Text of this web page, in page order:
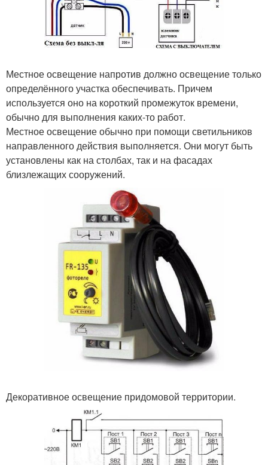
Местное освещение напротив должно освещение только
определённого участка обеспечивать. Причем
используется оно на короткий промежуток времени,
обычно для выполнения каких-то работ.
Местное освещение обычно при помощи светильников
направленного действия выполняется. Они могут быть
установлены как на столбах, так и на фасадах
близлежащих сооружений.
Декоративное освещение придомовой территории.